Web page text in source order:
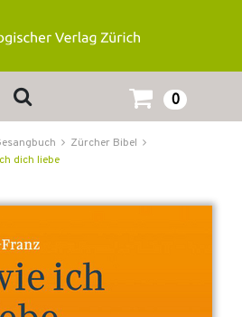
0
Zürcher Bibel
dich liebe